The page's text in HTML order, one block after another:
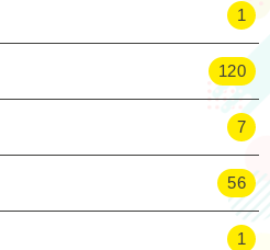
1
120
7
56
1